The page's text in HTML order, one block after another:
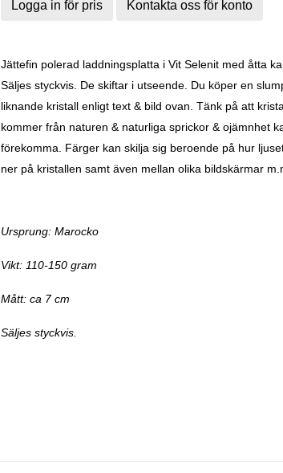
Logga in för pris Kontakta oss för konto
Jättefin polerad laddningsplatta i Vit Selenit med åtta
Säljes styckvis. De skiftar i utseende. Du köper en
liknande kristall enligt text & bild ovan. Tänk på att
kommer från naturen & naturliga sprickor & ojämnhet
förekomma. Färger kan skilja sig beroende på hur
ner på kristallen samt även mellan olika bildskärmar
Ursprung: Marocko
Vikt: 110-150 gram
Mått: ca 7 cm
Säljes styckvis.